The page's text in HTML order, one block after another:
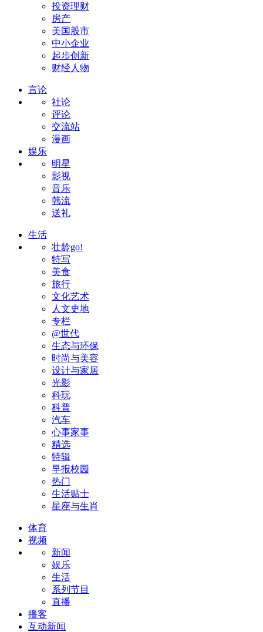
投资理财
房产
美国股市
中小企业
起步创新
财经人物
言论
社论
评论
交流站
漫画
娱乐
明星
影视
音乐
韩流
送礼
生活
壮龄go!
特写
美食
旅行
文化艺术
人文史地
专栏
@世代
生态与环保
时尚与美容
设计与家居
光影
科玩
科普
汽车
心事家事
精选
特辑
早报校园
热门
生活贴士
星座与生肖
体育
视频
新闻
娱乐
生活
系列节目
直播
播客
互动新闻